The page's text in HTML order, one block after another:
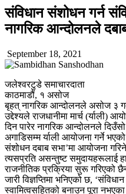
संविधान संशोधन गर्न
नागरिक आन्दोलनले
September 18, 2021
जलेश्वरटुडे समाचारदाता
काठमाडौं, १ असोज
बृहत् नागरिक आन्दोलनले असोज ३
उद्देश्यले राजधानीमा मार्च (र्याली)
दिन पारेर नागरिक आन्दोलनले
अगाडिसम्म र्याली आयोजना गर्ने
संशोधन दबाब सभा’मा आयोजना
त्यसप्रति असन्तुष्ट समुदायहरूलाई
राजनीतिक प्रक्रिया सुरू गरिएको
जारी विज्ञप्तिमा भनिएको छ,
स्वामित्वसहितको बनाउन पूरा नभएका